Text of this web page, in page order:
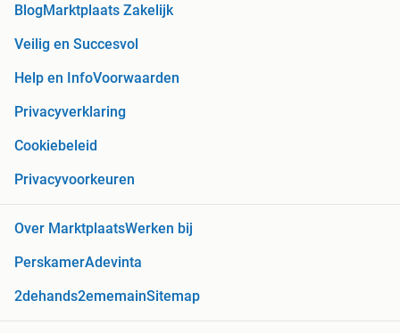
BlogMarktplaats Zakelijk
Veilig en Succesvol
Help en InfoVoorwaarden
Privacyverklaring
Cookiebeleid
Privacyvoorkeuren
Over MarktplaatsWerken bij
PerskamerAdevinta
2dehands2ememainSitemap